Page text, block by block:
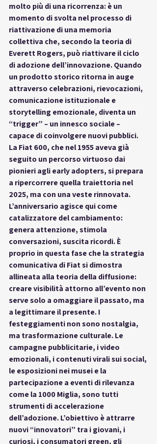
molto più di una ricorrenza: è un
momento di svolta nel processo di
riattivazione di una memoria
collettiva che, secondo la teoria di
Everett Rogers, può riattivare il ciclo
di adozione dell’innovazione. Quando
un prodotto storico ritorna in auge
attraverso celebrazioni, rievocazioni,
comunicazione istituzionale e
storytelling emozionale, diventa un
“trigger” – un innesco sociale –
capace di coinvolgere nuovi pubblici.
La Fiat 600, che nel 1955 aveva già
seguito un percorso virtuoso dai
pionieri agli early adopters, si prepara
a ripercorrere quella traiettoria nel
2025, ma con una veste rinnovata.
L’anniversario agisce qui come
catalizzatore del cambiamento:
genera attenzione, stimola
conversazioni, suscita ricordi. È
proprio in questa fase che la strategia
comunicativa di Fiat si dimostra
allineata alla teoria della diffusione:
creare visibilità attorno all’evento non
serve solo a omaggiare il passato, ma
a legittimare il presente. I
festeggiamenti non sono nostalgia,
ma trasformazione culturale. Le
campagne pubblicitarie, i video
emozionali, i contenuti virali sui social,
le esposizioni nei musei e la
partecipazione a eventi di rilevanza
come la 1000 Miglia, sono tutti
strumenti di accelerazione
dell’adozione. L’obiettivo è attrarre
nuovi “innovatori” tra i giovani, i
curiosi, i consumatori green, gli